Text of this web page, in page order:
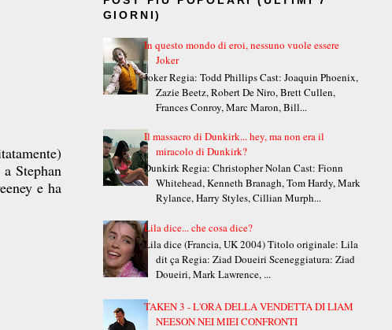
Stephan
e ha
GIORNI)
In questo mondo di eroi, nessuno vuole essere
Joker
Joker Regia: Todd Phillips Cast: Joaquin Phoenix,
Zazie Beetz, Robert De Niro, Brett Cullen,
Frances Conroy, Marc Maron, Bill...
Il massacro di Dunkirk... hey, ma non era il
miracolo di Dunkirk?
Dunkirk Regia: Christopher Nolan Cast: Fionn
Whitehead, Kenneth Branagh, Tom Hardy, Mark
Rylance, Harry Styles, Cillian Murph...
Lila dice... che cosa dice?
Lila dice (Francia, UK 2004) Titolo originale: Lila
dit ça Regia: Ziad Doueiri Sceneggiatura: Ziad
Doueiri, Mark Lawrence, ...
TAKEN 3 - L'ORA DELLA VENDETTA DI LIAM
NEESON NEI MIEI CONFRONTI